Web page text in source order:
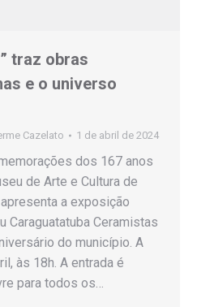
traz obras
e o universo
Cazelato 1 de abril de 2024
dos 167 anos
de Arte e Cultura de
a exposição
Caraguatatuba Ceramistas
do município. A
às 18h. A entrada é
para todos os…